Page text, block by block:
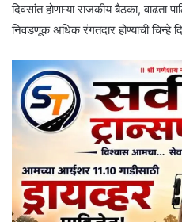
दिवसांत होणाऱ्या राजकीय बैठका, वाढता
निवडणूक अधिक रंगतदार होण्याची चिन्हे